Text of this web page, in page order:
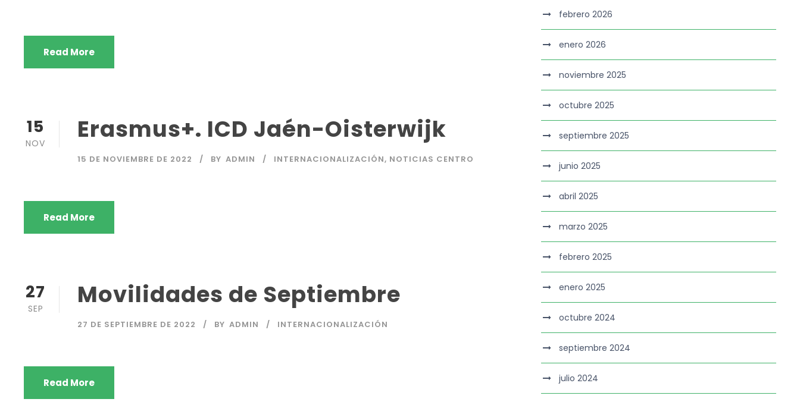
Read More
15
NOV Erasmus+. ICD Jaén-Oisterwijk
15 DE NOVIEMBRE DE 2022 BY ADMIN INTERNACIONALIZACIÓN, NOTICIAS CENTRO
Read More
27
SEP Movilidades de Septiembre
27 DE SEPTIEMBRE DE 2022 BY ADMIN INTERNACIONALIZACIÓN
Read More
febrero 2026
enero 2026
noviembre 2025
octubre 2025
septiembre 2025
junio 2025
abril 2025
marzo 2025
febrero 2025
enero 2025
octubre 2024
septiembre 2024
julio 2024